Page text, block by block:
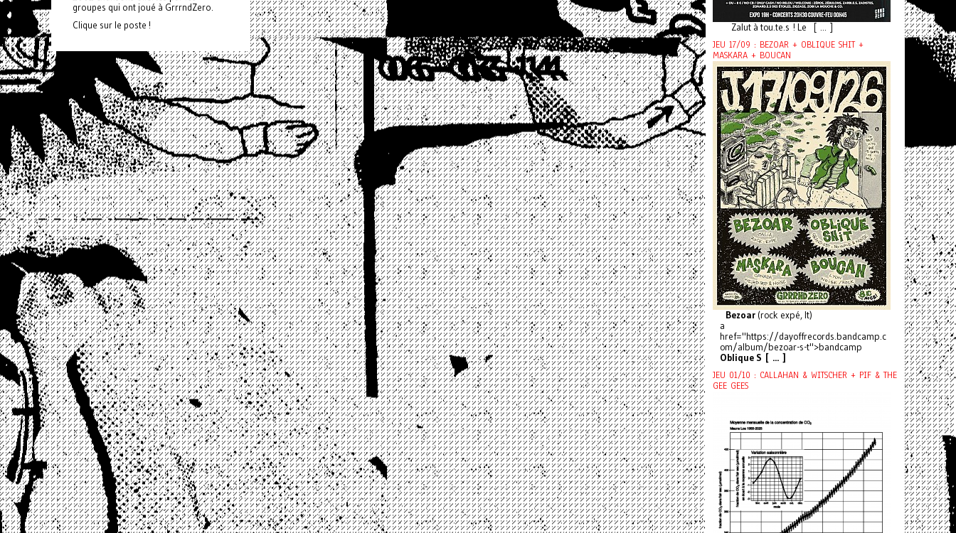
groupes qui ont joué à GrrrndZero.
Clique sur le poste !
Zalut à tou.te.s ! Le [ ... ]
JEU 17/09 : BEZOAR + OBLIQUE SHIT +
MASKARA + BOUCAN
Bezoar (rock expé, It)
a
href="https://dayoffrecords.bandcamp.c
om/album/bezoar-s-t">bandcamp
Oblique S [ ... ]
JEU 01/10 : CALLAHAN & WITSCHER + PIF & THE
GEE GEES